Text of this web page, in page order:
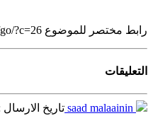
رابط مختصر للموضوع ?c=26
التعليقات
تاريخ الارسال : منذ 3